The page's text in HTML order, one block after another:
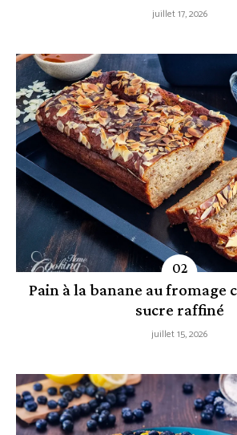
juillet 17, 2026
Pain à la banane au fromage
sucre raffiné
juillet 15, 2026